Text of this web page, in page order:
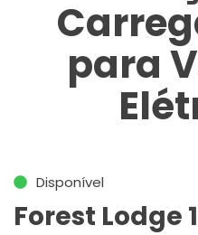
para
Disponível
Forest Lodge 1